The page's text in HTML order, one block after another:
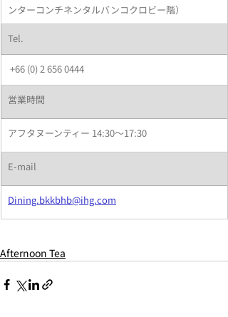
ンターコンチネンタルバンコクロビー階）
Tel.
+66 (0) 2 656 0444
​営業時間
アフタヌーンティー 14:30～17:30
​E-mail
Dining.bkkbhb@ihg.com
Afternoon Tea